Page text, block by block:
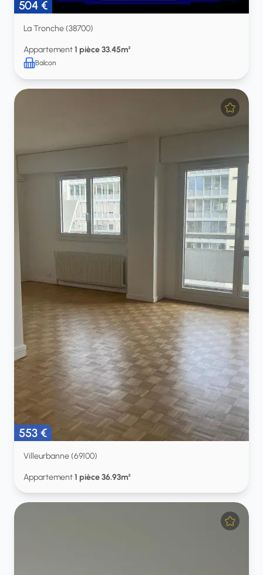
504 €
La Tronche (38700)
Appartement1 pièce 33.45m²
Balcon
553 €
Villeurbanne (69100)
Appartement1 pièce 36.93m²